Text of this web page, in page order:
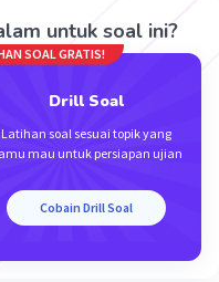
untuk soal ini?
SOAL GRATIS!
Drill Soal
Latihan soal sesuai topik yang
mau untuk persiapan ujian
Cobain Drill Soal